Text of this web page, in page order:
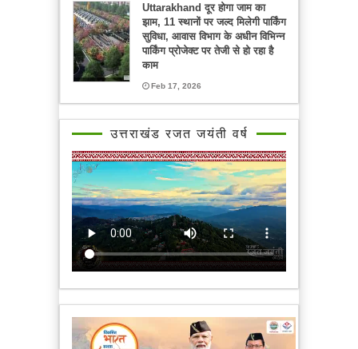
Uttarakhand दूर होगा जाम का
झाम, 11 स्थानों पर जल्द मिलेगी पार्किंग
सुविधा, आवास विभाग के अधीन विभिन्न
पार्किंग प्रोजेक्ट पर तेजी से हो रहा है
काम
Feb 17, 2026
उत्तराखंड रजत जयंती वर्ष